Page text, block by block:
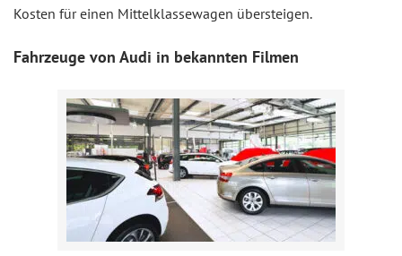
Kosten für einen Mittelklassewagen übersteigen.
Fahrzeuge von Audi in bekannten Filmen